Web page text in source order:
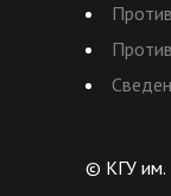
© КГУ им.